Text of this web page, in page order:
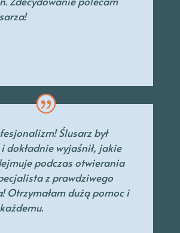
Ślusarz był
i dokładnie wyjaśnił, jakie
podczas otwierania
z prawdziwego
Otrzymałam dużą pomoc i